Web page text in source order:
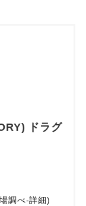
ドラグ
調べ-詳細)